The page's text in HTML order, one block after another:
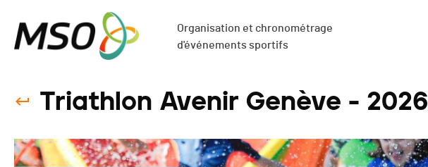
Organisation et chronométrage
d'événements sportifs
Triathlon Avenir Genève - 2026